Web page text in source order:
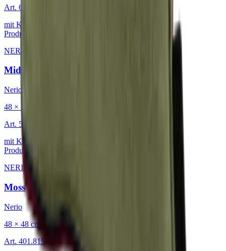
Art. 601.818
mit Keder
Produkt ansehen
NERIO · Oceana
Midnight
Nerio
48 × 48 cm
Art. 501.818
mit Keder
Produkt ansehen
NERIO · Oceana
Moss
Nerio
48 × 48 cm
Art. 401.815